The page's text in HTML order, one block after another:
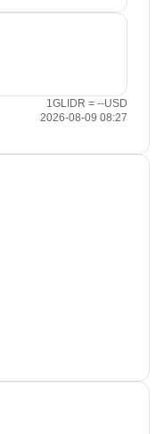
1GLIDR = --USD
2026-08-09 08:27